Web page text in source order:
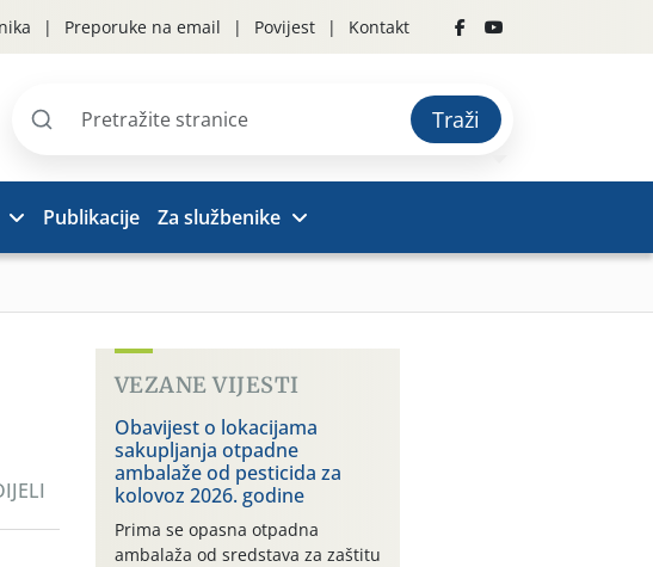
Preporuke na email Povijest Kontakt
Pretraži
Traži
Publikacije Za službenike
VEZANE VIJESTI
Obavijest o lokacijama
sakupljanja otpadne
ambalaže od pesticida za
kolovoz 2026. godine
Prima se opasna otpadna
ambalaža od sredstava za zaštitu